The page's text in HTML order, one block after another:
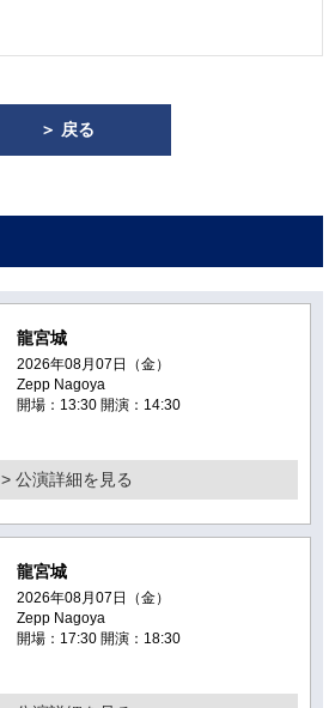
＞ 戻る
龍宮城
2026年08月07日（金）
Zepp Nagoya
開場：13:30 開演：14:30
> 公演詳細を見る
龍宮城
2026年08月07日（金）
Zepp Nagoya
開場：17:30 開演：18:30